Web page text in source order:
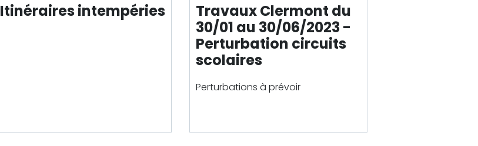
Itinéraires intempéries
Travaux Clermont du
30/01 au 30/06/2023 -
Perturbation circuits
scolaires
Perturbations à prévoir